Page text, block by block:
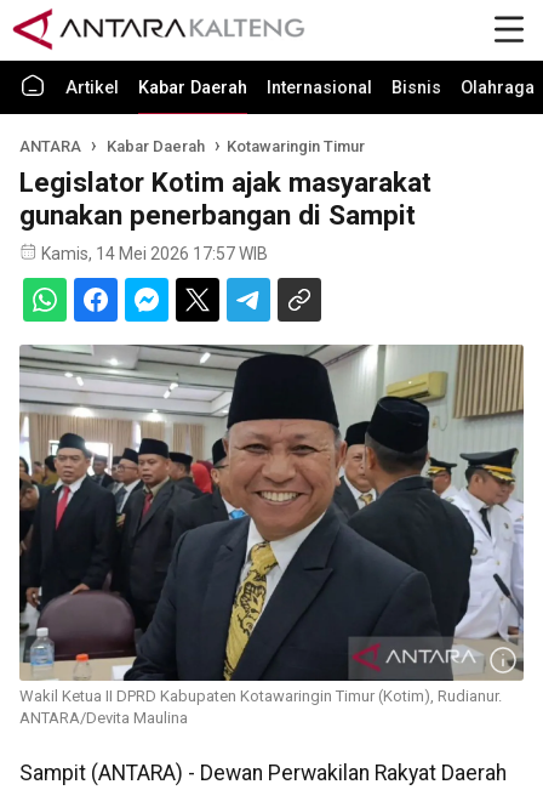
Artikel Kabar Daerah Internasional Bisnis Olahraga
ANTARA Kabar Daerah Kotawaringin Timur
Legislator Kotim ajak masyarakat
gunakan penerbangan di Sampit
Kamis, 14 Mei 2026 17:57 WIB
Wakil Ketua II DPRD Kabupaten Kotawaringin Timur (Kotim), Rudianur.
ANTARA/Devita Maulina
Sampit (ANTARA) - Dewan Perwakilan Rakyat Daerah